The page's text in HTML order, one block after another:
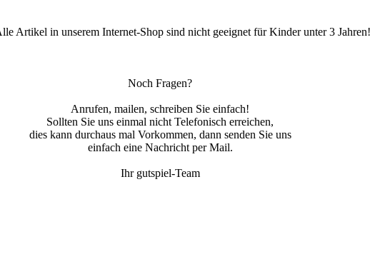
Artikel in unserem Internet-Shop sind nicht geeignet für Kinder unter 3 Jahren!
Noch Fragen?
Anrufen, mailen, schreiben Sie einfach!
Sollten Sie uns einmal nicht Telefonisch erreichen,
dies kann durchaus mal Vorkommen, dann senden Sie uns
einfach eine Nachricht per Mail.
Ihr gutspiel-Team